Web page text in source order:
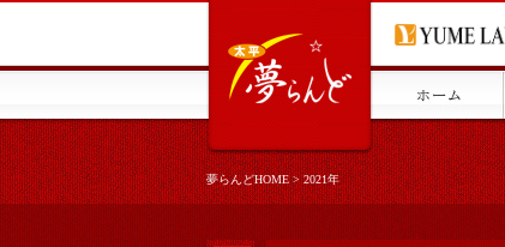
夢らんどHOME>2021年